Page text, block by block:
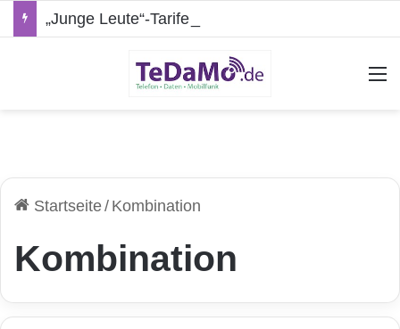
Startseite/ Kombination
Kombination